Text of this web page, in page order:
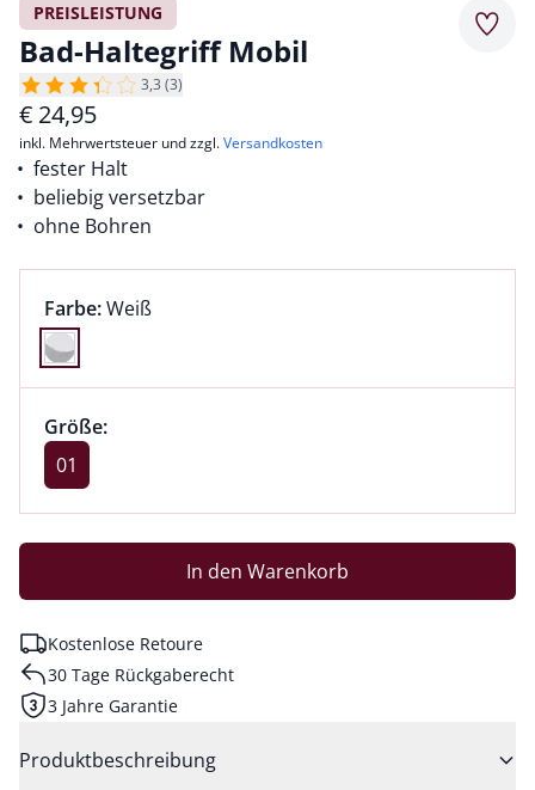
PREISLEISTUNG
Bad-Haltegriff Mobil
3,3 (3)
€ 24,95
inkl. Mehrwertsteuer und zzgl.Versandkosten
fester Halt
beliebig versetzbar
ohne Bohren
Farbauswahl:
Farbe:aktuell ausgewählt:
Weiß
Farbe Weiß ausgewählt
Größenauswahl:
Größe:
Größe 01 ausgewählt
01
In den Warenkorb
Kostenlose Retoure
30 Tage Rückgaberecht
3 Jahre Garantie
Produktbeschreibung